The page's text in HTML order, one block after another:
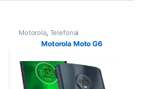
Motorola, Telefonai
Motorola Moto G6